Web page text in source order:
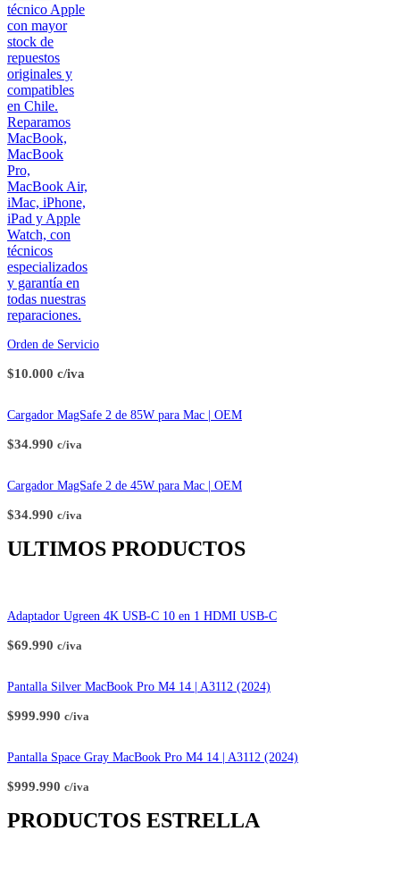
Orden de Servicio
$10.000 c/iva
Cargador MagSafe 2 de 85W para Mac | OEM
$34.990 c/iva
Cargador MagSafe 2 de 45W para Mac | OEM
$34.990 c/iva
ULTIMOS PRODUCTOS
Adaptador Ugreen 4K USB-C 10 en 1 HDMI USB-C
$69.990 c/iva
Pantalla Silver MacBook Pro M4 14 | A3112 (2024)
$999.990 c/iva
Pantalla Space Gray MacBook Pro M4 14 | A3112 (2024)
$999.990 c/iva
PRODUCTOS ESTRELLA